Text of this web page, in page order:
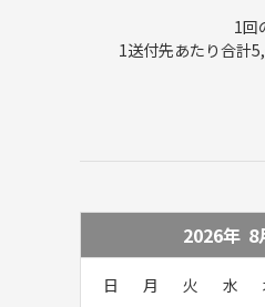
1回
1送付先あたり合計
2026年 8
日 月 火 水